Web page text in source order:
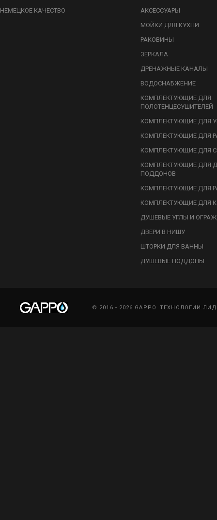
НЕМЕЦКОЕ КАЧЕСТВО
АКСЕССУАРЫ
МОЙКИ ДЛЯ КУХНИ
РАКОВИНЫ
ЗЕРКАЛА
ДРЕНАЖНЫЕ КАНАЛЫ
ВОДОСНАБЖЕНИЕ
КОМПЛЕКТУЮЩИЕ ДЛЯ
ПОЛОТЕНЦЕСУШИТЕЛЕЙ
КОМПЛЕКТУЮЩИЕ ДЛЯ
КОМПЛЕКТУЮЩИЕ ДЛЯ
КОМПЛЕКТУЮЩИЕ ДЛЯ
КОМПЛЕКТУЮЩИЕ ДЛЯ
ПОДДОНОВ
КОМПЛЕКТУЮЩИЕ ДЛЯ
КОМПЛЕКТУЮЩИЕ ДЛЯ
ДУШЕВЫЕ УГЛЫ И
ДВЕРИ В НИШУ
ШТОРКИ ДЛЯ ВАННЫ
ДУШЕВЫЕ ПОДДОНЫ
© 2016 - 2026 GAPPO. ТЕХНОЛОГИИ